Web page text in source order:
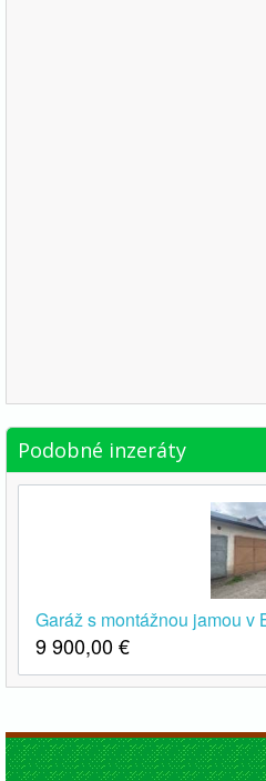
Podobné inzeráty
Garáž s montážnou jamou v
9 900,00€